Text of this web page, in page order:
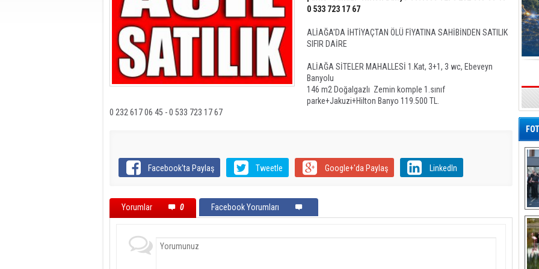
0 533 723 17 67
ALİAĞA'DA İHTİYAÇTAN ÖLÜ FİYATINA SAHİBİNDEN SATILIK
SIFIR DAİRE
ALİAĞA SİTELER MAHALLESİ 1.Kat, 3+1, 3 wc, Ebeveyn
Banyolu
146 m2 Doğalgazlı Zemin komple 1.sınıf
parke+Jakuzi+Hilton Banyo 119.500 TL.
0 232 617 06 45 - 0 533 723 17 67
Facebook'ta Paylaş Tweetle Google+'da Paylaş LinkedIn
Yorumlar 0 Facebook Yorumları